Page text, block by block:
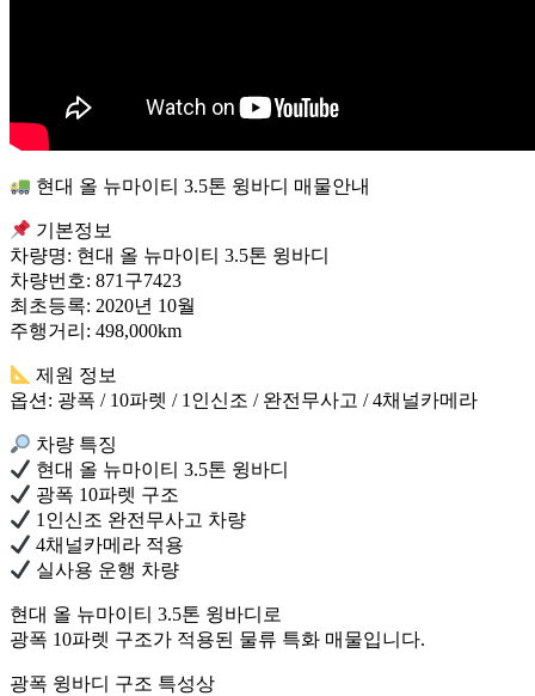
현대 올 뉴마이티 3.5톤 윙바디 매물안내
기본정보
차량명: 현대 올 뉴마이티 3.5톤 윙바디
차량번호: 871구7423
최초등록: 2020년 10월
주행거리: 498,000km
제원 정보
옵션: 광폭 / 10파렛 / 1인신조 / 완전무사고 / 4채널카메라
차량 특징
현대 올 뉴마이티 3.5톤 윙바디
광폭 10파렛 구조
1인신조 완전무사고 차량
4채널카메라 적용
실사용 운행 차량
현대 올 뉴마이티 3.5톤 윙바디로
광폭 10파렛 구조가 적용된 물류 특화 매물입니다.
광폭 윙바디 구조 특성상